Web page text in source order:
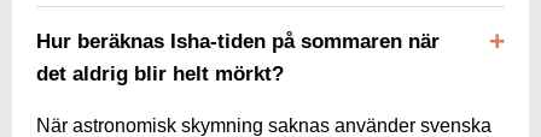
Hur beräknas Isha-tiden på sommaren när
det aldrig blir helt mörkt?
När astronomisk skymning saknas använder svenska